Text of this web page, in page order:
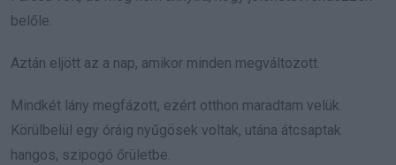
belőle.
Aztán eljött az a nap, amikor minden megváltozott.
Mindkét lány megfázott, ezért otthon maradtam velük.
Körülbelül egy óráig nyűgösek voltak, utána átcsaptak
hangos, szipogó őrületbe.